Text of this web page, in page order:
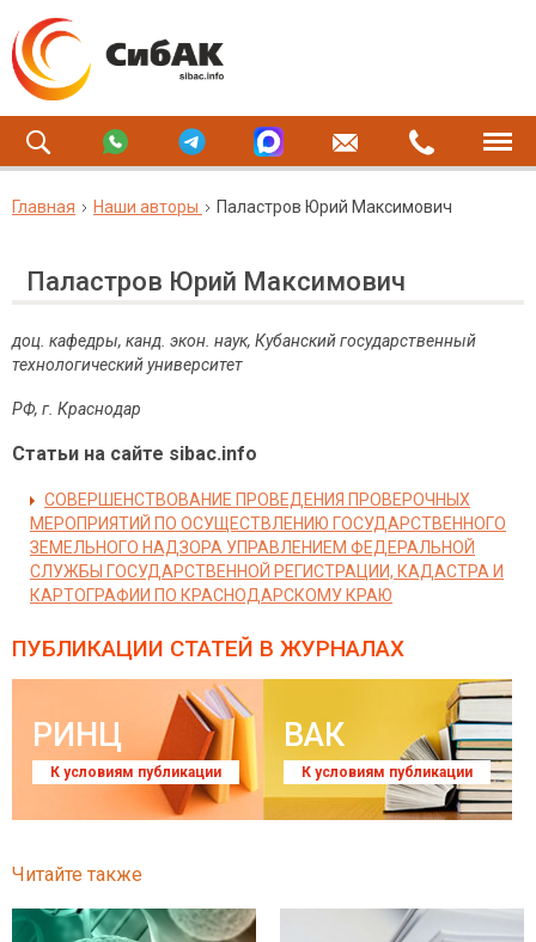
Главная Наши авторы Паластров Юрий Максимович
Паластров Юрий Максимович
доц. кафедры, канд. экон. наук, Кубанский государственный
технологический университет
РФ, г. Краснодар
Статьи на сайте sibac.info
СОВЕРШЕНСТВОВАНИЕ ПРОВЕДЕНИЯ ПРОВЕРОЧНЫХ
МЕРОПРИЯТИЙ ПО ОСУЩЕСТВЛЕНИЮ ГОСУДАРСТВЕННОГО
ЗЕМЕЛЬНОГО НАДЗОРА УПРАВЛЕНИЕМ ФЕДЕРАЛЬНОЙ
СЛУЖБЫ ГОСУДАРСТВЕННОЙ РЕГИСТРАЦИИ, КАДАСТРА И
КАРТОГРАФИИ ПО КРАСНОДАРСКОМУ КРАЮ
ПУБЛИКАЦИИ СТАТЕЙ В ЖУРНАЛАХ
РИНЦ
К условиям публикации
ВАК
К условиям публикации
Читайте также